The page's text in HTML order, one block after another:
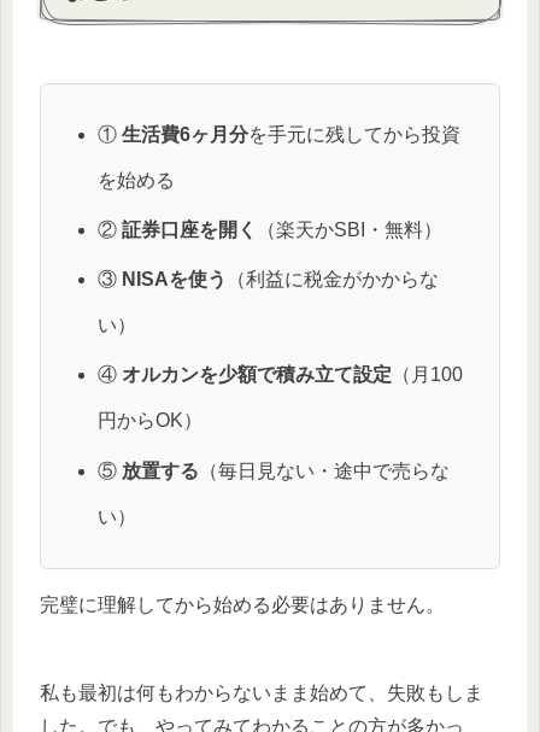
①生活費6ヶ月分を手元に残してから投資
を始める
②証券口座を開く （楽天かSBI・無料）
③ NISAを使う （利益に税金がかからな
い）
④ オルカンを少額で積み立て設定 （月100
円からOK）
⑤ 放置する （毎日見ない・途中で売らな
い）
完璧に理解してから始める必要はありません。
私も最初は何もわからないまま始めて、失敗もしま
した。でも、やってみてわかることの方が多かっ